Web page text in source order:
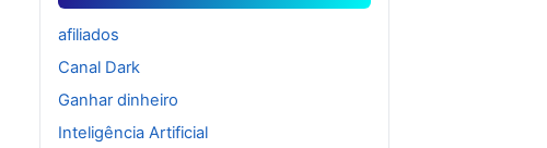
afiliados
Canal Dark
Ganhar dinheiro
Inteligência Artificial